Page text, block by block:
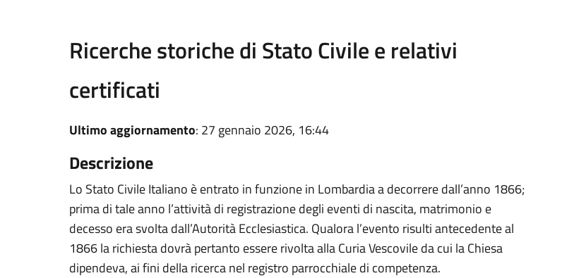
Ricerche storiche di Stato Civile e relativi
certificati
Ultimo aggiornamento: 27 gennaio 2026, 16:44
Descrizione
Lo Stato Civile Italiano è entrato in funzione in Lombardia a decorrere dall’anno 1866;
prima di tale anno l’attività di registrazione degli eventi di nascita, matrimonio e
decesso era svolta dall’Autorità Ecclesiastica. Qualora l’evento risulti antecedente al
1866 la richiesta dovrà pertanto essere rivolta alla Curia Vescovile da cui la Chiesa
dipendeva, ai fini della ricerca nel registro parrocchiale di competenza.